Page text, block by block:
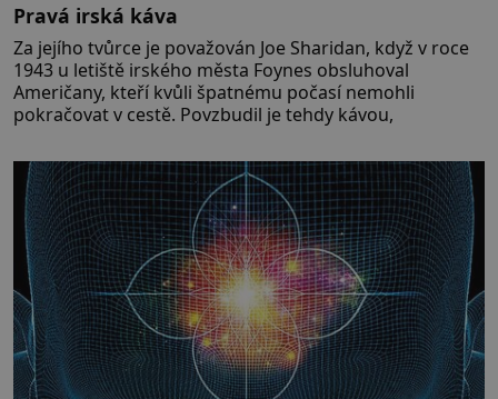
Pravá irská káva
Za jejího tvůrce je považován Joe Sharidan, když v roce
1943 u letiště irského města Foynes obsluhoval
Američany, kteří kvůli špatnému počasí nemohli
pokračovat v cestě. Povzbudil je tehdy kávou,